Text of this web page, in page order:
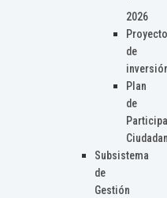
2026
de
Plan
de
Subsistema
de
Gestión